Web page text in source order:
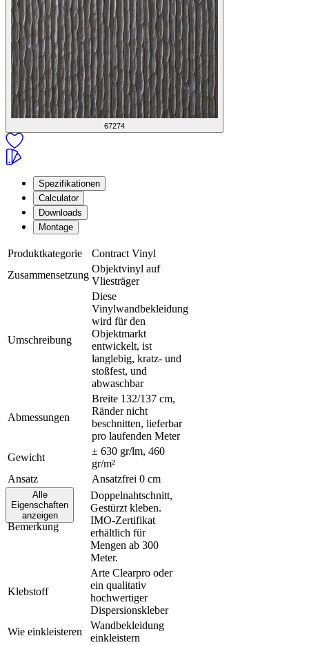
67274
Spezifikationen
Calculator
Downloads
Montage
Produktkategorie
Contract Vinyl
Zusammensetzung
Objektvinyl auf
Vliesträger
Umschreibung
Diese
Vinylwandbekleidung
wird für den
Objektmarkt
entwickelt, ist
langlebig, kratz- und
stoßfest, und
abwaschbar
Abmessungen
Breite 132/137 cm,
Ränder nicht
beschnitten, lieferbar
pro laufenden Meter
Gewicht
± 630 gr/lm, 460
gr/m²
Ansatz
Ansatzfrei 0 cm
Bemerkung
Doppelnahtschnitt,
Gestürzt kleben.
IMO-Zertifikat
erhältlich für
Mengen ab 300
Meter.
Klebstoff
Arte Clearpro oder
ein qualitativ
hochwertiger
Dispersionskleber
Wie einkleisteren
Wandbekleidung
einkleistern
Alle
Eigenschaften
anzeigen
Verkaufsstellen
Broschüren
Nachhaltigkeit
Stellenangebote